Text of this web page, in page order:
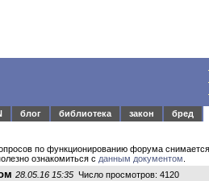
блог библиотека закон бред
по функционированию форума
ознакомиться с данным документом
28.05.16 15:35 Число просмотров: 4120